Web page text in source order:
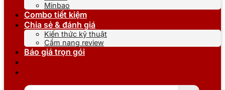
Minbao
Combo tiết kiệm
Chia sẻ & đánh giá
Kiến thức kỹ thuật
Cẩm nang review
Báo giá trọn gói